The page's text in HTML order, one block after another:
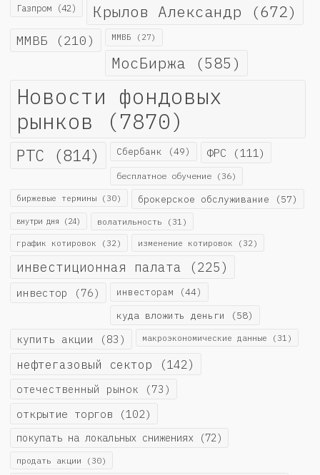
Газпром (42) Крылов Александр (672)
ММВБ (210) ММВБ (27)
МосБиржа (585)
Новости фондовых
рынков (7870)
РТС (814) Сбербанк (49) ФРС (111)
бесплатное обучение (36)
биржевые термины (30) брокерское обслуживание (57)
внутри дня (24) волатильность (31)
график котировок (32) изменение котировок (32)
инвестиционная палата (225)
инвестор (76) инвесторам (44)
куда вложить деньги (58)
купить акции (83) макроэкономические данные (31)
нефтегазовый сектор (142)
отечественный рынок (73)
открытие торгов (102)
покупать на локальных снижениях (72)
продать акции (30)